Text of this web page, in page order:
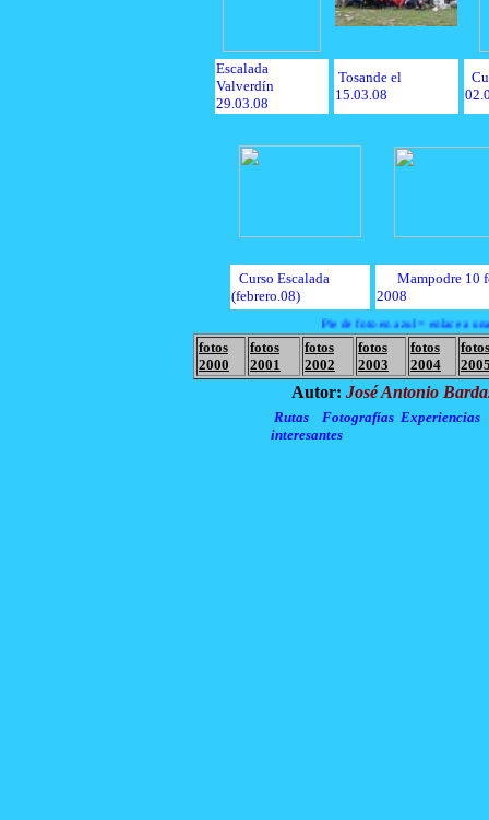
Escalada
Valverdín
29.03.08
Tosande el
15.03.08
Curso Escalada
(febrero.08)
Mampodre 10
2008
Pie de foto en azul = enlace a
fotos
2000
fotos
2001
fotos
2002
fotos
2003
fotos
2004
fotos
Autor: José Antonio
Rutas Fotografías Experiencias
interesantes